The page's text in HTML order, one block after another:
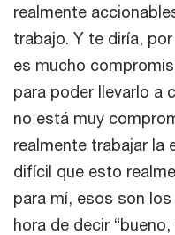
realmente
trabajo. Y te diría,
es mucho
para poder llevarlo a
no está muy
realmente trabajar la
difícil que esto
para mí, esos son
hora de decir